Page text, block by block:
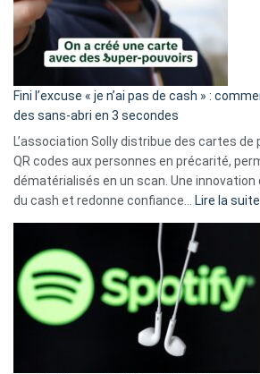
Fini l’excuse « je n’ai pas de cash » :
des sans-abri en 3 secondes
L’association Solly distribue des cartes
QR codes aux personnes en précarité,
dématérialisés en un scan. Une innovation
du cash et redonne confiance… Lire la suite